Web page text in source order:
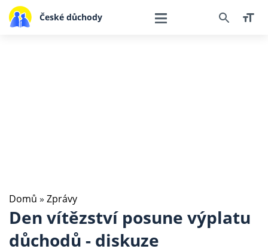
České důchody
Domů » Zprávy
Den vítězství posune výplatu
důchodů - diskuze